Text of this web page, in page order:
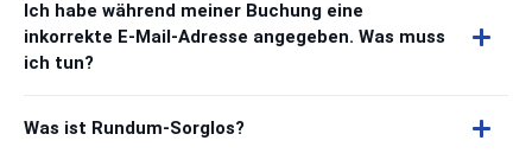
Ich habe während meiner Buchung eine
inkorrekte E-Mail-Adresse angegeben. Was muss
ich tun?
Was ist Rundum-Sorglos?